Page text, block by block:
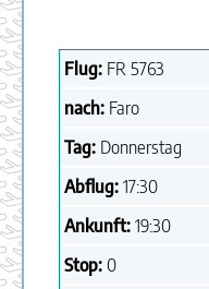
Flug: FR 5763
nach: Faro
Tag: Donnerstag
Abflug: 17:30
Ankunft: 19:30
Stop: 0